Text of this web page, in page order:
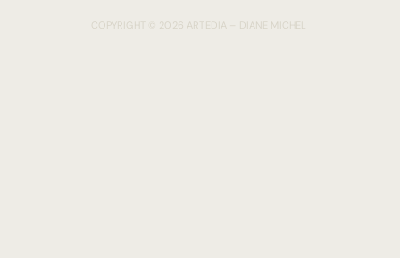
COPYRIGHT © 2026 ARTEDIA – DIANE MICHEL